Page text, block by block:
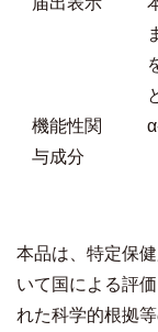
機能性関
与成分
本品は、特定保
いて国による評
れた科学的根拠